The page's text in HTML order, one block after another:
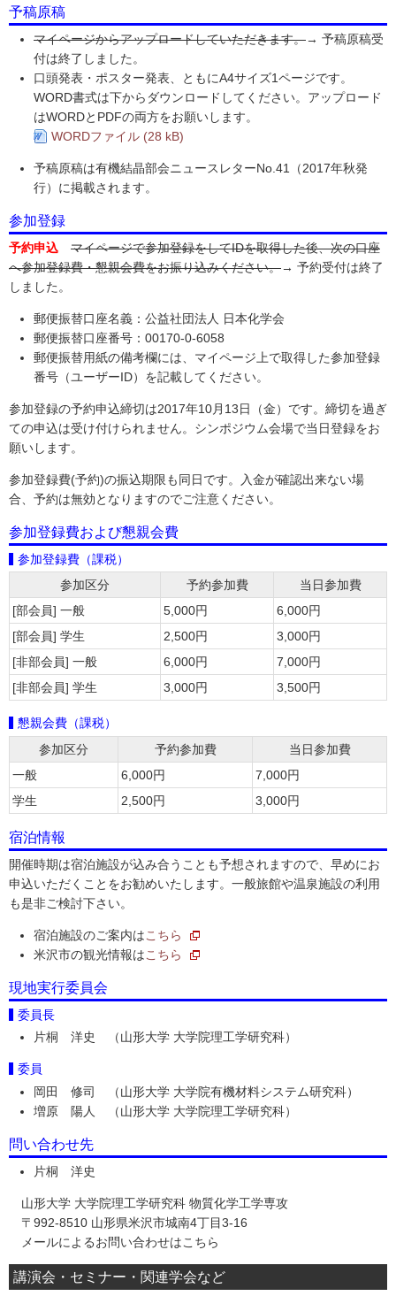
予稿原稿
マイページからアップロードしていただきます。→ 予稿原稿受
付は終了しました。
口頭発表・ポスター発表、ともにA4サイズ1ページです。
WORD書式は下からダウンロードしてください。アップロード
はWORDとPDFの両方をお願いします。
WORDファイル (28 kB)
予稿原稿は有機結晶部会ニュースレターNo.41（2017年秋発
行）に掲載されます。
参加登録
予約申込
マイページで参加登録をしてIDを取得した後、次の口座
へ参加登録費・懇親会費をお振り込みください。→ 予約受付は終了
しました。
郵便振替口座名義：公益社団法人 日本化学会
郵便振替口座番号：00170-0-6058
郵便振替用紙の備考欄には、マイページ上で取得した参加登録
番号（ユーザーID）を記載してください。
参加登録の予約申込締切は2017年10月13日（金）です。締切を過ぎ
ての申込は受け付けられません。シンポジウム会場で当日登録をお
願いします。
参加登録費(予約)の振込期限も同日です。入金が確認出来ない場
合、予約は無効となりますのでご注意ください。
参加登録費および懇親会費
参加登録費（課税）
参加区分
予約参加費
当日参加費
[部会員] 一般
5,000円
6,000円
[部会員] 学生
2,500円
3,000円
[非部会員] 一般
6,000円
7,000円
[非部会員] 学生
3,000円 3,500円
懇親会費（課税）
参加区分
予約参加費
当日参加費
一般
6,000円
7,000円
学生
2,500円 3,000円
宿泊情報
開催時期は宿泊施設が込み合うことも予想されますので、早めにお
申込いただくことをお勧めいたします。一般旅館や温泉施設の利用
も是非ご検討下さい。
宿泊施設のご案内はこちら
米沢市の観光情報はこちら
現地実行委員会
委員長
片桐 洋史 （山形大学 大学院理工学研究科）
委員
岡田 修司 （山形大学 大学院有機材料システム研究科）
増原 陽人 （山形大学 大学院理工学研究科）
問い合わせ先
片桐 洋史
山形大学 大学院理工学研究科 物質化学工学専攻
〒992-8510 山形県米沢市城南4丁目3-16
メールによるお問い合わせはこちら
講演会・セミナー・関連学会など